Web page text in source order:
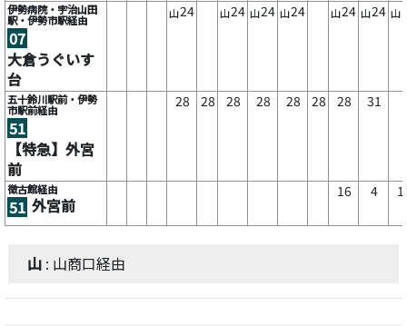
伊勢病院・宇治山田
駅・伊勢市駅経由
07
大倉うぐいす
台
山24 山24 山24 山24 山24 山24 山
五十鈴川駅前・伊勢
市駅前経由
51
【特急】外宮
前
28 28 28 28 28 28 28 31
徴古館経由
51 外宮前
16 4
山 : 山商口経由